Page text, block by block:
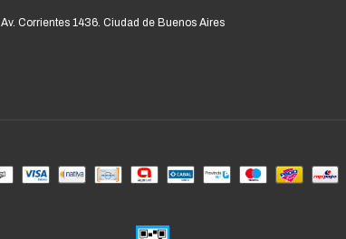
Av. Corrientes 1436. Ciudad de Buenos Aires